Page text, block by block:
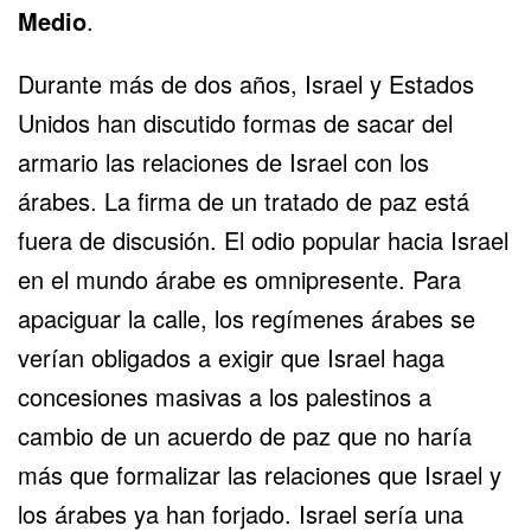
Medio.
Durante más de dos años, Israel y Estados
Unidos han discutido formas de sacar del
armario las relaciones de Israel con los
árabes. La firma de un tratado de paz está
fuera de discusión. El odio popular hacia Israel
en el mundo árabe es omnipresente. Para
apaciguar la calle, los regímenes árabes se
verían obligados a exigir que Israel haga
concesiones masivas a los palestinos a
cambio de un acuerdo de paz que no haría
más que formalizar las relaciones que Israel y
los árabes ya han forjado. Israel sería una